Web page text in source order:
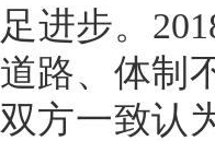
进步。
路、体制
方一致认